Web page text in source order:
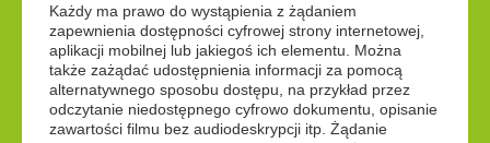
Każdy ma prawo do wystąpienia z żądaniem
zapewnienia dostępności cyfrowej strony internetowej,
aplikacji mobilnej lub jakiegoś ich elementu. Można
także zażądać udostępnienia informacji za pomocą
alternatywnego sposobu dostępu, na przykład przez
odczytanie niedostępnego cyfrowo dokumentu, opisanie
zawartości filmu bez audiodeskrypcji itp. Żądanie